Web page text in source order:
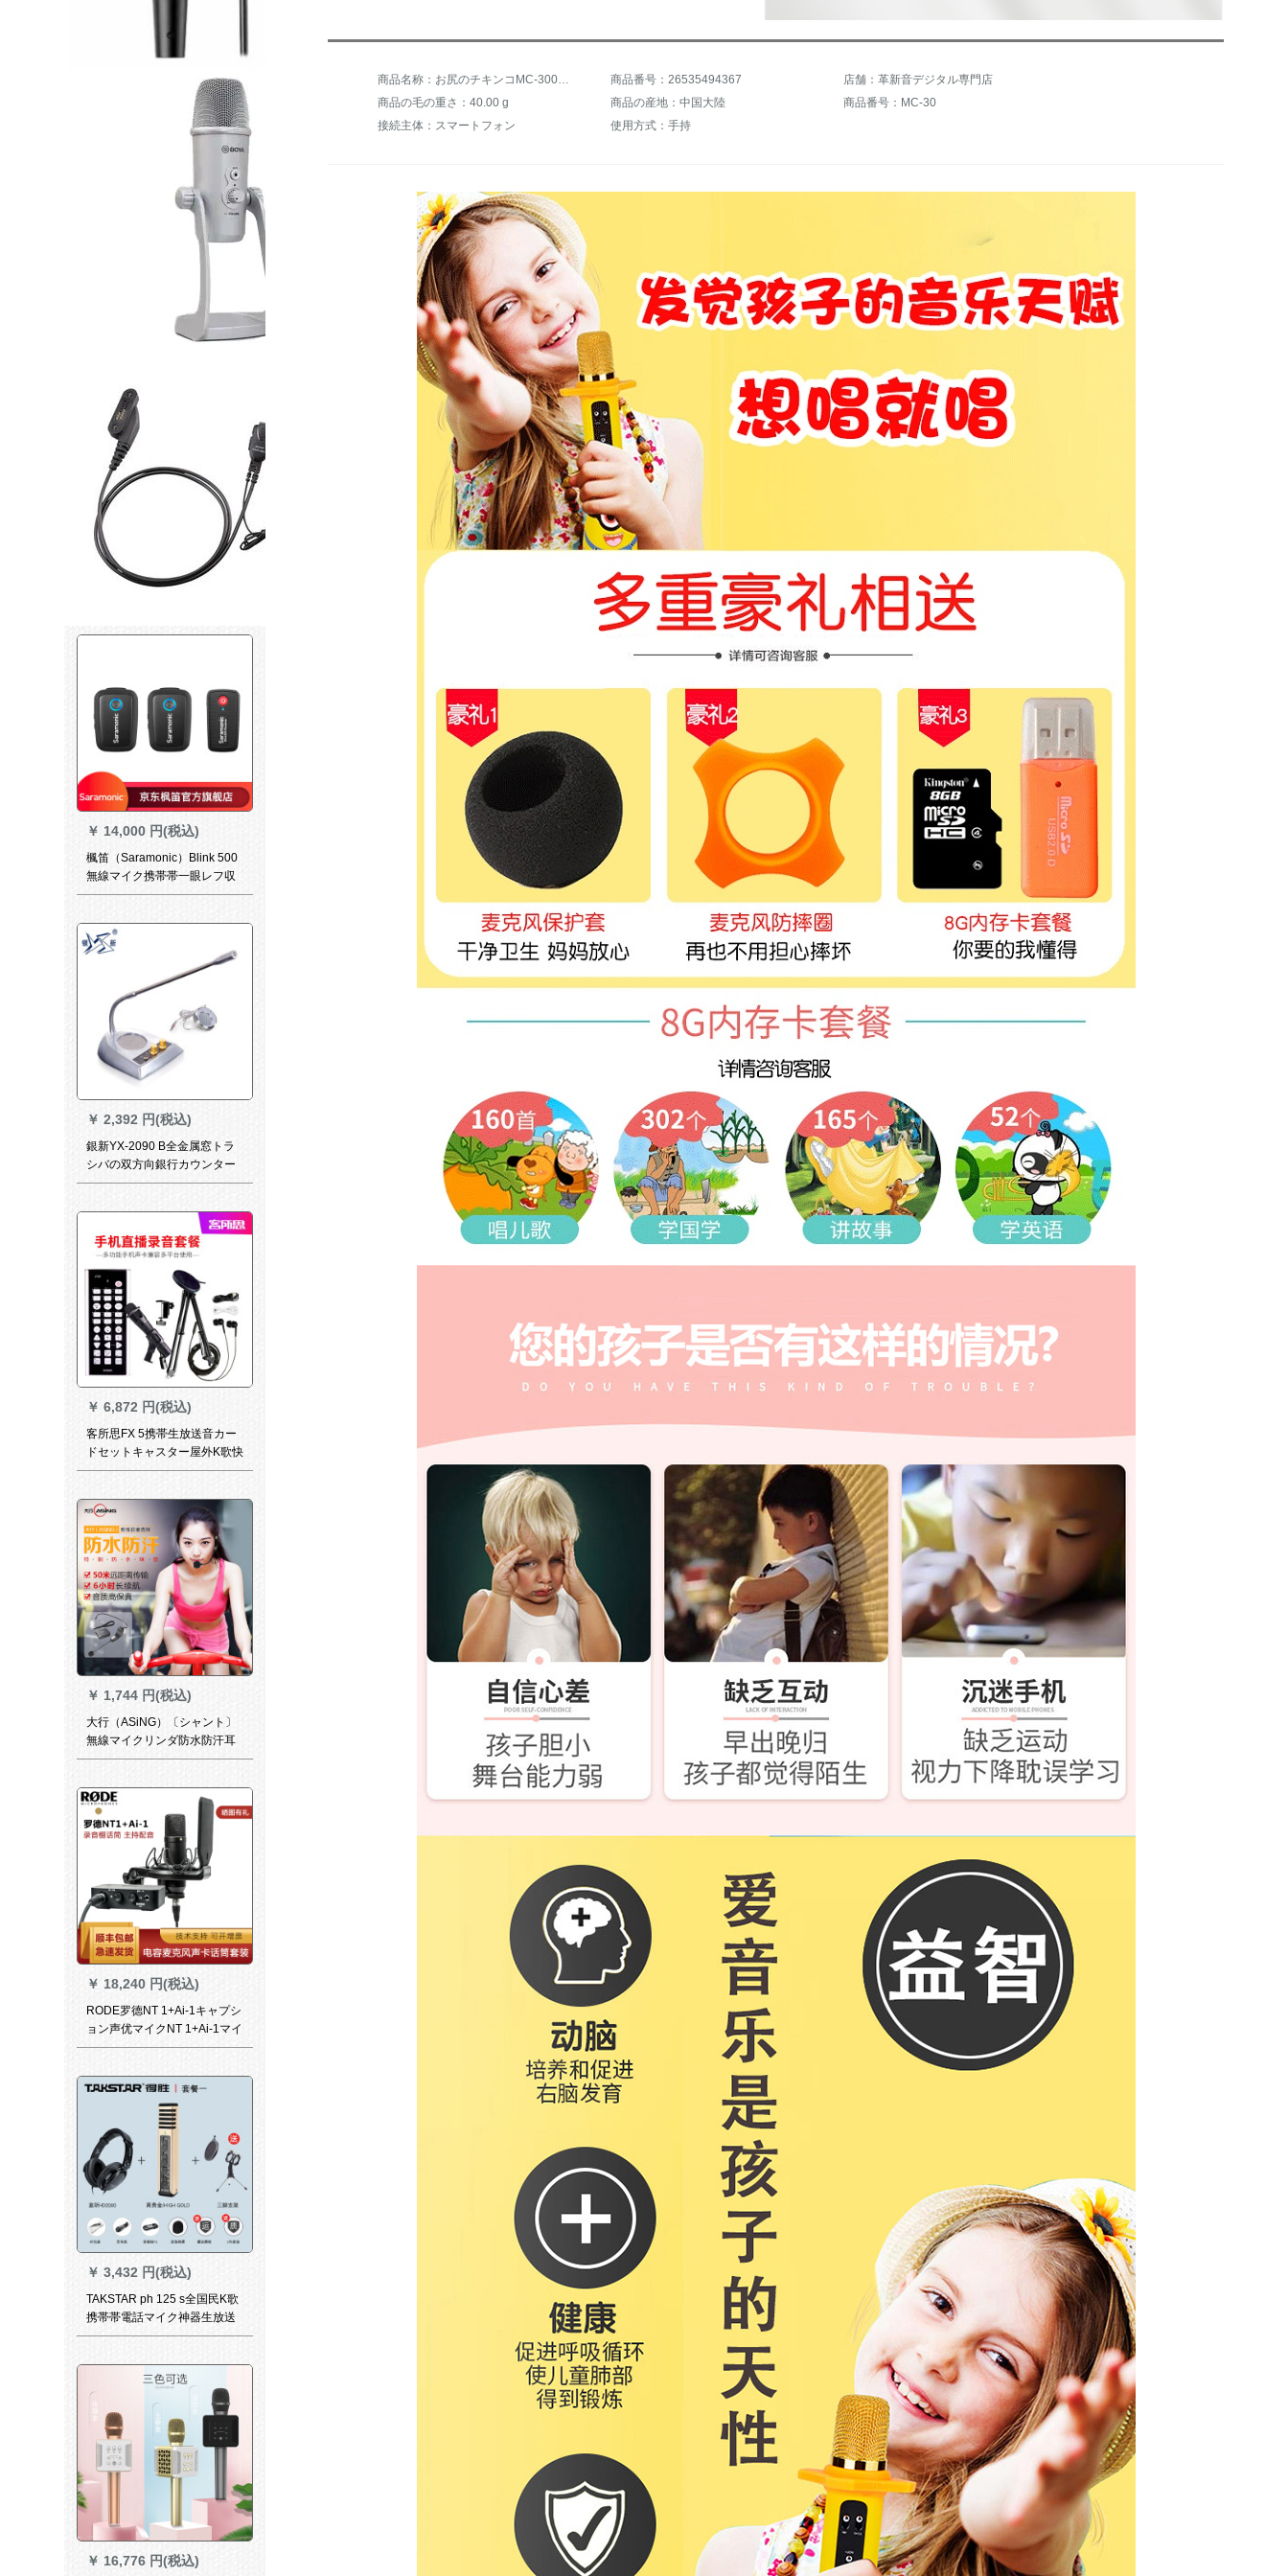
￥ 14,000 円(税込)
楓笛（Saramonic）Blink 500
無線マイク携帯帯一眼レフ収
音小蜂マイク
￥ 2,392 円(税込)
銀新YX-2090 B全金属窓トラ
シバの双方向銀行カウンター
病院駅の有料窓口拡声器の大
￥ 6,872 円(税込)
客所思FX 5携帯生放送音カー
ドセットキャスター屋外K歌快
手映客山椒電音マキ設備（専
5+Mc 300セット
￥ 1,744 円(税込)
大行（ASiNG）〔シャント〕
無線マイクリンダ防水防汗耳
掛式動感自動転車スポスポー
￥ 18,240 円(税込)
RODE罗德NT 1+Ai-1キャプシ
ョン声优マイクNT 1+Ai-1マイ
ク
￥ 3,432 円(税込)
TAKSTAR ph 125 s全国民K歌
携帯帯電話マイク神器生放送
歌唱設備オーストリアカード
容量麦高貴金+HD 2000イヤホ
ーン+三角サポトート
￥ 16,776 円(税込)
商品番号：26535494367
店舗：革新音デジタル専門店
商品の毛の重さ：40.00 g
商品の産地：中国大陸
商品番号：MC-30
接続主体：スマートフォン
使用方式：手持